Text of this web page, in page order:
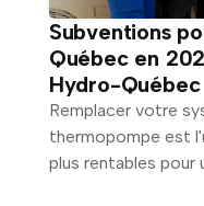
Subventions
Québec en
Hydro-Québec
Remplacer votre
thermopompe est
plus rentables pour